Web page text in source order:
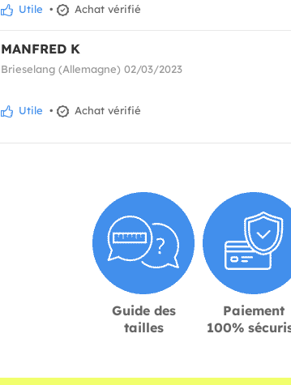
Utile • Achat vérifié
MANFRED K
Brieselang (Allemagne) 02/03/2023
Utile • Achat vérifié
Guide des
tailles
Paiement
100%